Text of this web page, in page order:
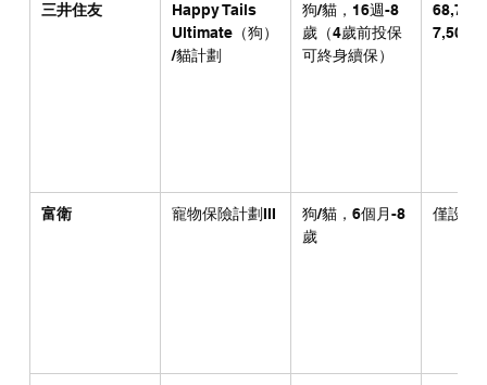
三井住友
Happy Tails
Ultimate（狗）
/貓計劃
狗/貓，16週-8
歲（4歲前投保
可終身續保）
68,750
7,500
富衛 寵物保險計劃III
狗/貓，6個月-8
歲
僅設分